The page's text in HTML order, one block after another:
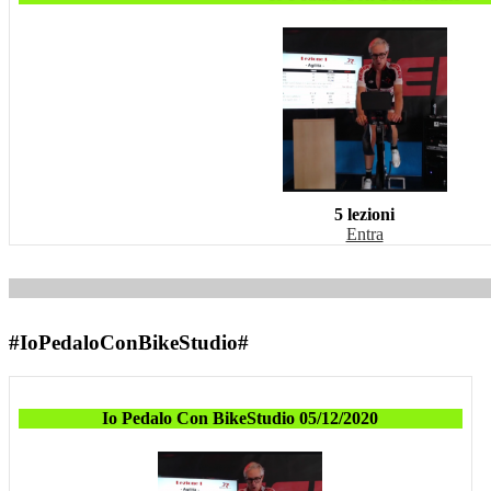
5 lezioni
Entra
#IoPedaloConBikeStudio#
Io Pedalo Con BikeStudio 05/12/2020